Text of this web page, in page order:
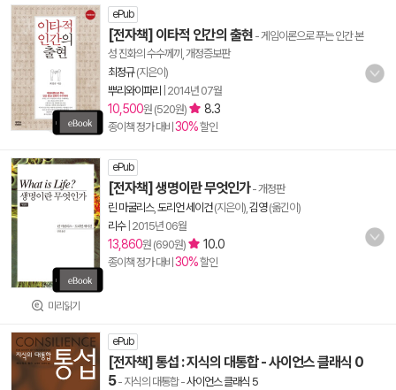
ePub
[전자책] 이타적 인간의 출현 - 게임이론으로 푸는 인간 본
성 진화의 수수께끼, 개정증보판
최정규(지은이)
뿌리와이파리
2014년 07월
10,500원 (520원) 8.3
종이책 정가 대비 30%할인
미리읽기
ePub
[전자책] 생명이란 무엇인가- 개정판
린 마굴리스, 도리언 세이건(지은이), 김영(옮긴이)
리수| 2015년 06월
13,860원 (690원) 10.0
종이책 정가 대비 30%할인
ePub
[전자책] 통섭 : 지식의 대통합 - 사이언스 클래식 0
5- 지식의 대통합-사이언스 클래식 5